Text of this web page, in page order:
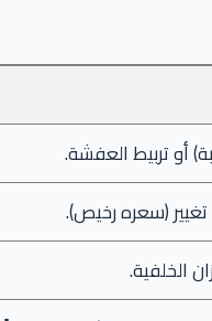
أو تربيط العفشة.
(سعره رخيص).
الخلفية.